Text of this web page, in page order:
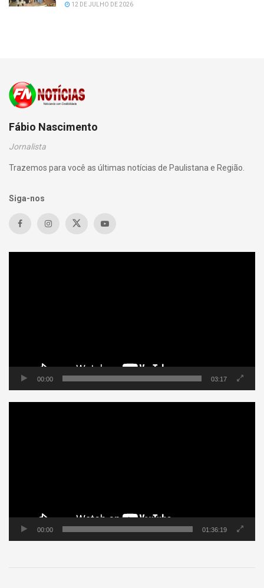
12 DE JULHO DE 2026
Fábio Nascimento
Jornalista
Trazemos para você as últimas notícias de Paulistana e Região.
Siga-nos
00:00 03:17
00:00 01:36:19